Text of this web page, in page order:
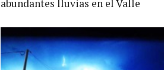
abundantes lluvias en el Valle